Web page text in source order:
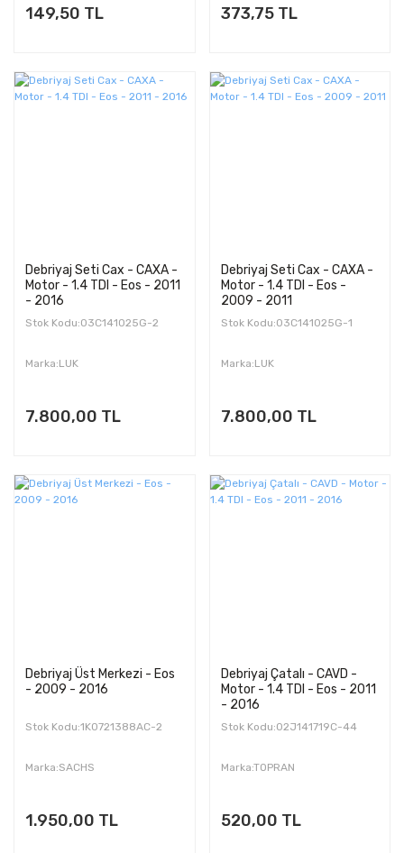
149,50 TL 373,75 TL
Debriyaj Seti Cax - CAXA -
Motor - 1.4 TDI - Eos - 2011
- 2016
Stok Kodu:03C141025G-2
Marka:LUK
7.800,00 TL
Debriyaj Seti Cax - CAXA -
Motor - 1.4 TDI - Eos -
2009 - 2011
Stok Kodu:03C141025G-1
Marka:LUK
7.800,00 TL
Debriyaj Üst Merkezi - Eos
- 2009 - 2016
Stok Kodu:1K0721388AC-2
Marka:SACHS
1.950,00 TL
Debriyaj Çatalı - CAVD -
Motor - 1.4 TDI - Eos - 2011
- 2016
Stok Kodu:02J141719C-44
Marka:TOPRAN
520,00 TL